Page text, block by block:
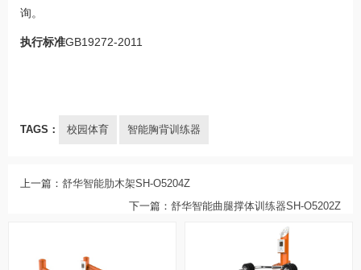
询。
执行标准GB19272-2011
TAGS： 校园体育 智能胸背训练器
上一篇： 舒华智能肋木架SH-O5204Z
下一篇： 舒华智能曲腿撑体训练器SH-O5202Z